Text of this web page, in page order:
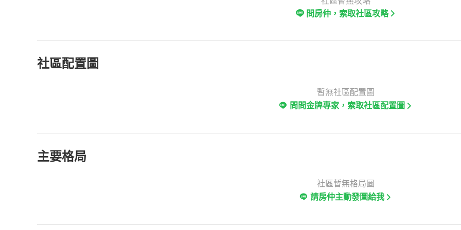
問房仲，索取社區攻略
社區配置圖
暫無社區配置圖
問問金牌專家，索取社區配置圖
主要格局
社區暫無格局圖
請房仲主動發圖給我